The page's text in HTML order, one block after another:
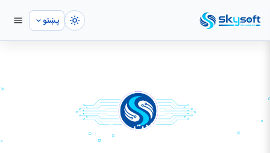
پښتو
د راضیه بهلول وردک د ولادت روغتون